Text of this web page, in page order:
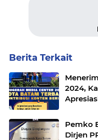
Berita Terkait
2024,
Pemko
Dirjen